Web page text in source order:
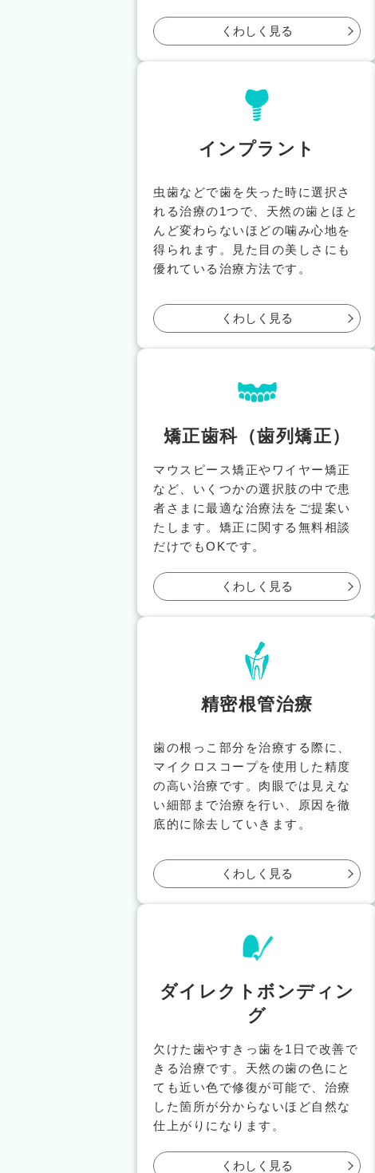
くわしく見る
インプラント
虫歯などで歯を失った時に選択さ
れる治療の1つで、天然の歯とほと
んど変わらないほどの噛み心地を
得られます。見た目の美しさにも
優れている治療方法です。
くわしく見る
矯正歯科（歯列矯正）
マウスピース矯正やワイヤー矯正
など、いくつかの選択肢の中で患
者さまに最適な治療法をご提案い
たします。矯正に関する無料相談
だけでもOKです。
くわしく見る
精密根管治療
歯の根っこ部分を治療する際に、
マイクロスコープを使用した精度
の高い治療です。肉眼では見えな
い細部まで治療を行い、原因を徹
底的に除去していきます。
くわしく見る
ダイレクトボンディン
グ
欠けた歯やすきっ歯を1日で改善で
きる治療です。天然の歯の色にと
ても近い色で修復が可能で、治療
した箇所が分からないほど自然な
仕上がりになります。
くわしく見る